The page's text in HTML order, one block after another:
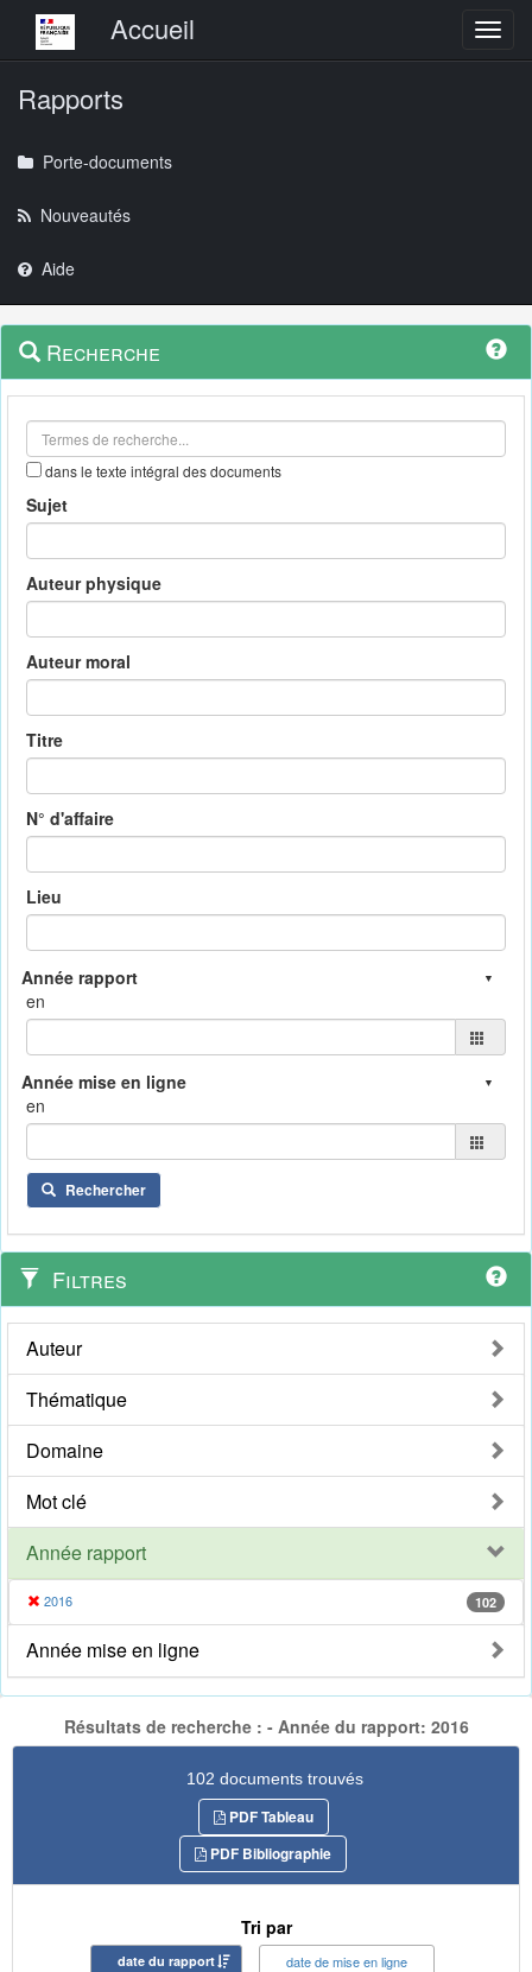
Menu principalAccueil
Rapports
Porte-documents
Nouveautés
Aide
Navigation
outils
Menu
contextuel
Recherche
dans le texte intégral des documents
Sujet
Auteur physique
Auteur moral
Titre
N° d'affaire
Lieu
en
en
Rechercher
Filtres
Auteur
Thématique
Domaine
Mot clé
Année rapport
2016 102
Année mise en ligne
Résultats de recherche : - Année du rapport: 2016
102 documents trouvés
PDF Tableau
PDF Bibliographie
Tri par
date du rapport date de mise en ligne